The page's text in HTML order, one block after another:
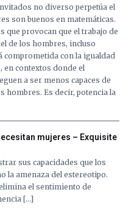
no diverso perpetúa el
son buenos en matemáticas.
que provocan que el trabajo de
de los hombres, incluso
comprometida con la igualdad
en contextos donde el
a ser menos capaces de
hombres. Es decir, potencia la
mujeres – Exquisite
sus capacidades que los
la amenaza del estereotipo.
el sentimiento de
[…]